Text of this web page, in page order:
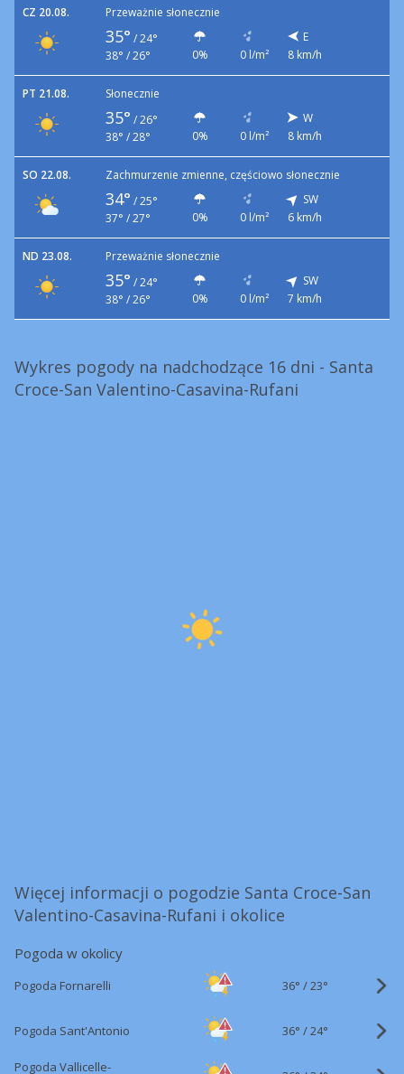
CZ 20.08. Przeważnie słonecznie
35° / 24°
38° / 26°
0% 0 l/m²
E
8 km/h
PT 21.08. Słonecznie
35° / 26°
38° / 28°
0% 0 l/m²
W
8 km/h
SO 22.08. Zachmurzenie zmienne, częściowo słonecznie
34° / 25°
37° / 27°
0% 0 l/m²
SW
6 km/h
ND 23.08. Przeważnie słonecznie
35° / 24°
38° / 26°
0% 0 l/m²
SW
7 km/h
Wykres pogody na nadchodzące 16 dni - Santa
Croce-San Valentino-Casavina-Rufani
Więcej informacji o pogodzie Santa Croce-San
Valentino-Casavina-Rufani i okolice
Pogoda w okolicy
Pogoda Fornarelli 36° /23°
Pogoda Sant'Antonio 36° /24°
Pogoda Vallicelle-